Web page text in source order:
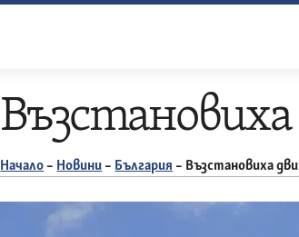
Начало – Новини – България – Възстановиха